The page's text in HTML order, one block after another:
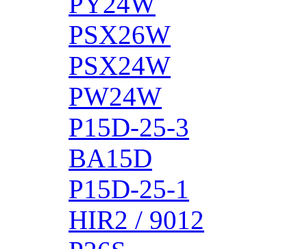
PSX26W
PSX24W
PW24W
P15D-25-3
BA15D
P15D-25-1
HIR2 / 9012